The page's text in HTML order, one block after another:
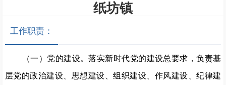
纸坊镇
工作职责：
（一）党的建设。落实新时代党的建设总要求，负责基
层党的政治建设、思想建设、组织建设、作风建设、纪律建